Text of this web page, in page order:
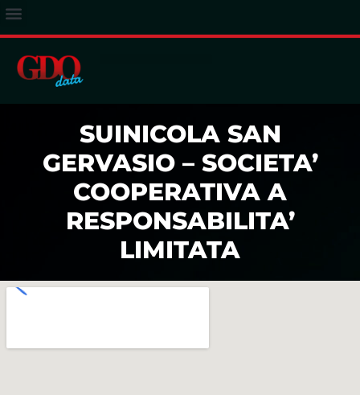
SUINICOLA SAN
GERVASIO – SOCIETA’
COOPERATIVA A
RESPONSABILITA’
LIMITATA